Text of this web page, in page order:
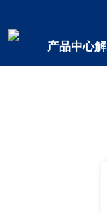
产品中心